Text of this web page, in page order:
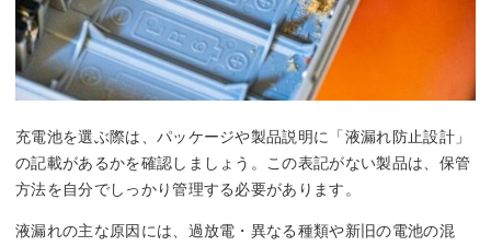
充電池を選ぶ際は、パッケージや製品説明に「液漏れ防止設計」
の記載があるかを確認しましょう。この表記がない製品は、保管
方法を自分でしっかり管理する必要があります。
液漏れの主な原因には、過放電・異なる種類や新旧の電池の混